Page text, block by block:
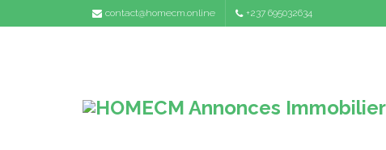
contact@homecm.online +237 695032634